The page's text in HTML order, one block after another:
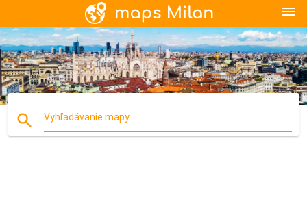
menu
search Vyhľadávanie mapy